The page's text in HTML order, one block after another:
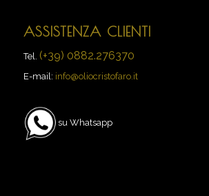
ASSISTENZA CLIENTI
Tel. (+39) 0882.276370
E-mail: info@oliocristofaro.it
su Whatsapp